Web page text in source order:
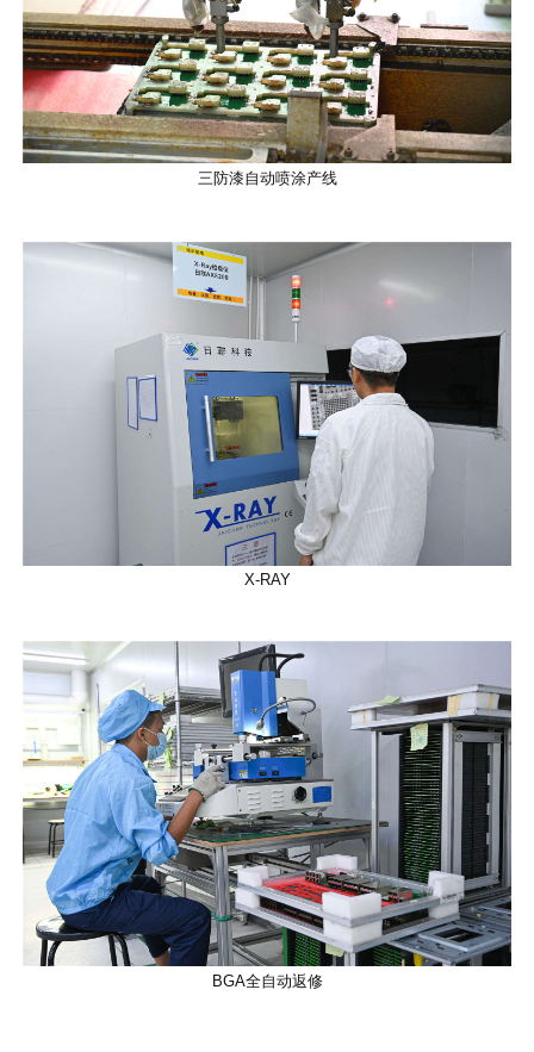
三防漆自动喷涂产线
X-RAY
BGA全自动返修